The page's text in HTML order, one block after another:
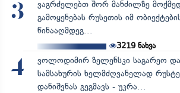
3
ვაგრძელებთ შორ მანძილზე
გამოყენებას რუსეთის იმ
წინააღმდეგ...
3219ნახვა
4
ვოლოდიმირ ზელენსკი საგარეო
სამსახურის ხელმძღვანელად
დანიშვნას გეგმავს - უკრა...